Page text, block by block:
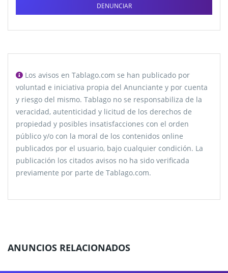
DENUNCIAR
Los avisos en Tablago.com se han publicado por
voluntad e iniciativa propia del Anunciante y por cuenta
y riesgo del mismo. Tablago no se responsabiliza de la
veracidad, autenticidad y licitud de los derechos de
propiedad y posibles insatisfacciones con el orden
público y/o con la moral de los contenidos online
publicados por el usuario, bajo cualquier condición. La
publicación los citados avisos no ha sido verificada
previamente por parte de Tablago.com.
ANUNCIOS RELACIONADOS